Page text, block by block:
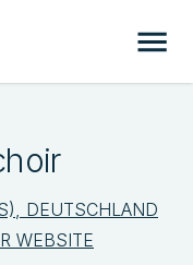
DEUTSCHLAND
WEBSITE